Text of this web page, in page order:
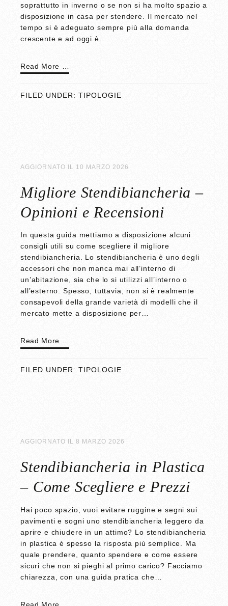
soprattutto in inverno o se non si ha molto spazio a
disposizione in casa per stendere. Il mercato nel
tempo si è adeguato sempre più alla domanda
crescente e ad oggi è…
Read More …
FILED UNDER: TIPOLOGIE
AGGIORNATO IL 10 MARZO 2026
Migliore Stendibiancheria –
Opinioni e Recensioni
In questa guida mettiamo a disposizione alcuni
consigli utili su come scegliere il migliore
stendibiancheria. Lo stendibiancheria è uno degli
accessori che non manca mai all’interno di
un’abitazione, sia che lo si utilizzi all’interno o
all’esterno. Spesso, tuttavia, non si è realmente
consapevoli della grande varietà di modelli che il
mercato mette a disposizione per…
Read More …
FILED UNDER: TIPOLOGIE
AGGIORNATO IL 8 MARZO 2026
Stendibiancheria in Plastica
– Come Scegliere e Prezzi
Hai poco spazio, vuoi evitare ruggine e segni sui
pavimenti e sogni uno stendibiancheria leggero da
aprire e chiudere in un attimo? Lo stendibiancheria
in plastica è spesso la risposta più semplice. Ma
quale prendere, quanto spendere e come essere
sicuri che non si pieghi al primo carico? Facciamo
chiarezza, con una guida pratica che…
Read More …